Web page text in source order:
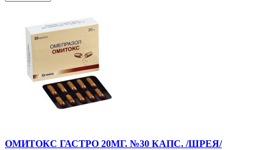
ОМИТОКС ГАСТРО 20МГ. №30 КАПС. /ШРЕЯ/